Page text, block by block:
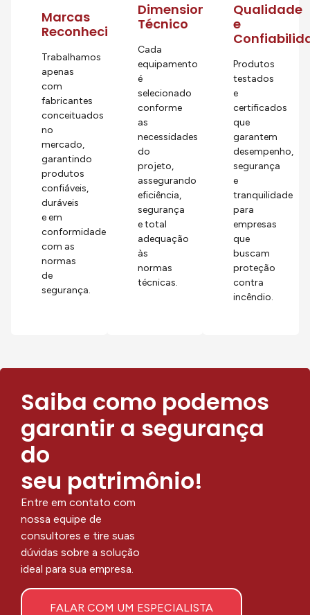
Marcas
Reconhecidas
Trabalhamos
apenas
com
fabricantes
conceituados
no
mercado,
garantindo
produtos
confiáveis,
duráveis
e em
conformidade
com as
normas
de
segurança.
Dimensionamento
Técnico
Cada
equipamento
é
selecionado
conforme
as
necessidades
do
projeto,
assegurando
eficiência,
segurança
e total
adequação
às
normas
técnicas.
Qualidade
e
Produtos
testados
e
certificados
que
garantem
desempenho,
segurança
e
tranquilidade
para
empresas
que
buscam
proteção
contra
incêndio.
Saiba como podemos
garantir a segurança
do
seu patrimônio!
Entre em contato com
nossa equipe de
consultores e tire suas
dúvidas sobre a solução
ideal para sua empresa.
FALAR COM UM ESPECIALISTA